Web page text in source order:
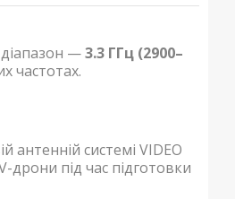
—3.3 ГГц (2900–
частотах.
антенній системі VIDEO
дрони під час підготовки